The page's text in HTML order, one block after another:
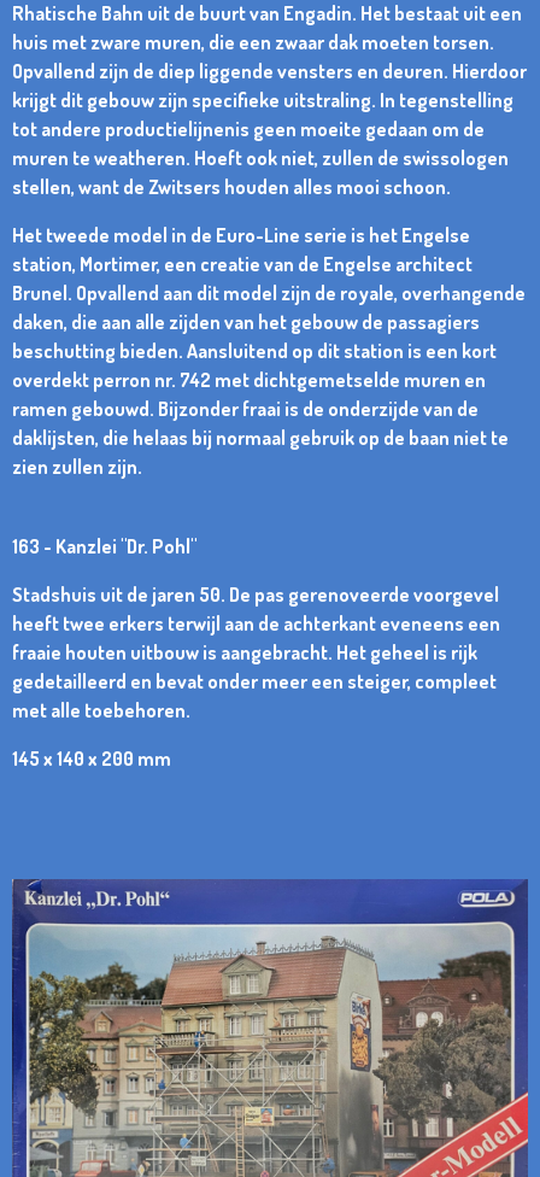
Rhatische Bahn uit de buurt van Engadin. Het bestaat uit een
huis met zware muren, die een zwaar dak moeten torsen.
Opvallend zijn de diep liggende vensters en deuren. Hierdoor
krijgt dit gebouw zijn specifieke uitstraling. In tegenstelling
tot andere productielijnenis geen moeite gedaan om de
muren te weatheren. Hoeft ook niet, zullen de swissologen
stellen, want de Zwitsers houden alles mooi schoon.
Het tweede model in de Euro-Line serie is het Engelse
station, Mortimer, een creatie van de Engelse architect
Brunel. Opvallend aan dit model zijn de royale, overhangende
daken, die aan alle zijden van het gebouw de passagiers
beschutting bieden. Aansluitend op dit station is een kort
overdekt perron nr. 742 met dichtgemetselde muren en
ramen gebouwd. Bijzonder fraai is de onderzijde van de
daklijsten, die helaas bij normaal gebruik op de baan niet te
zien zullen zijn.
163 - Kanzlei "Dr. Pohl"
Stadshuis uit de jaren 50. De pas gerenoveerde voorgevel
heeft twee erkers terwijl aan de achterkant eveneens een
fraaie houten uitbouw is aangebracht. Het geheel is rijk
gedetailleerd en bevat onder meer een steiger, compleet
met alle toebehoren.
145 x 140 x 200 mm